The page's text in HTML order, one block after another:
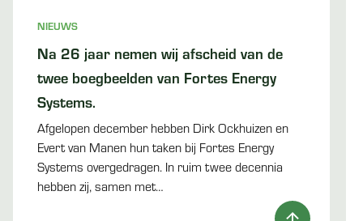
NIEUWS
Na 26 jaar nemen wij afscheid van de
twee boegbeelden van Fortes Energy
Systems.
Afgelopen december hebben Dirk Ockhuizen en
Evert van Manen hun taken bij Fortes Energy
Systems overgedragen. In ruim twee decennia
hebben zij, samen met…